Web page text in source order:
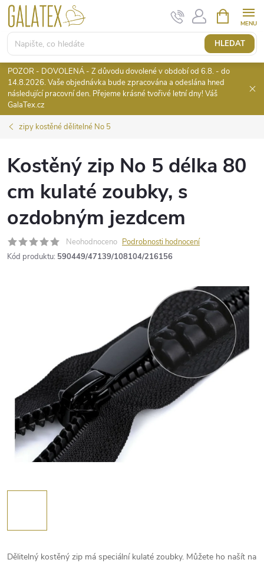
Přejít
obsah
HLEDAT
NÁKUPNÍ
KOŠÍK
POZOR - DOVOLENÁ - Z důvodu dovolené v období od 6.8. - do
14.8.2026. Vaše objednávka bude zpracována a odeslána hned
následující pracovní den. Přejeme krásné tvořivé letní dny! Váš
GalaTex.cz
zipy kostěné dělitelné No 5
Kostěný zip No 5 délka 80
cm kulaté zoubky, s
ozdobným jezdcem
Neohodnoceno Podrobnosti hodnocení
Kód produktu: 590449/47139/108104/216156
Dělitelný kostěný zip má speciální kulaté zoubky. Můžete ho našít na